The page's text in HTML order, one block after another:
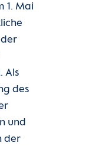
1. Mai
Als
des
und
der